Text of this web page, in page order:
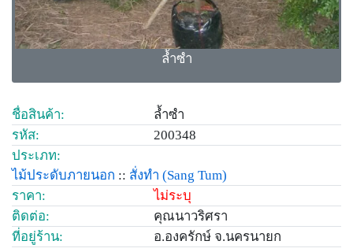
ล้ำซำ
ชื่อสินค้า:
ล้ำซำ
รหัส:
200348
ประเภท:
ไม้ประดับภายนอก :: สั่งทำ (Sang Tum)
ราคา:
ไม่ระบุ
ติดต่อ:
คุณนาวริศรา
ที่อยู่ร้าน:
อ.องครักษ์ จ.นครนายก